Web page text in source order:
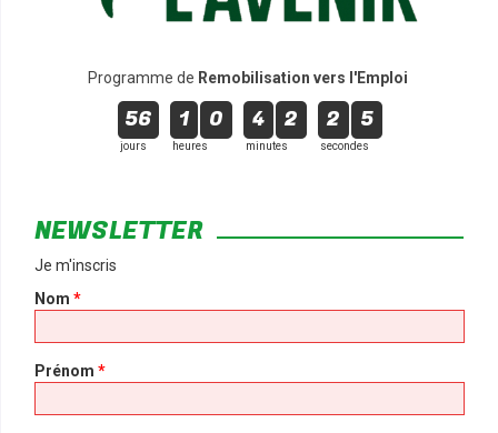
Programme de Remobilisation vers l'Emploi
56
jours
1 0
heures
4 2
minutes
2 5
secondes
NEWSLETTER
Je m'inscris
Nom *
Prénom *